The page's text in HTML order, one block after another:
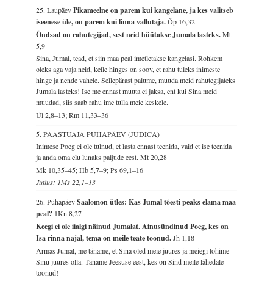
25. LaupäevPikameelne on parem kui kangelane, ja kes valitseb
iseenese üle, on parem kui linna vallutaja.Õp 16,32
Õndsad on rahutegijad, sest neid hüütakse Jumala lasteks.Mt
5,9
Sina, Jumal, tead, et siin maa peal imetletakse kangelasi. Rohkem
oleks aga vaja neid, kelle hinges on soov, et rahu tuleks inimeste
hinge ja nende vahele. Sellepärast palume, muuda meid rahutegijateks
Jumala lasteks! Ise me ennast muuta ei jaksa, ent kui Sina meid
muudad, siis saab rahu ime tulla meie keskele.
Ül 2,8–13; Rm 11,33–36
5. PAASTUAJA PÜHAPÄEV (JUDICA)
Inimese Poeg ei ole tulnud, et lasta ennast teenida, vaid et ise teenida
ja anda oma elu lunaks paljude eest.Mt 20,28
Mk 10,35–45; Hb 5,7–9; Ps 69,1–16
Jutlus: 1Ms 22,1–13
26. PühapäevSaalomon ütles: Kas Jumal tõesti peaks elama maa
peal? 1Kn 8,27
Keegi ei ole iialgi näinud Jumalat. Ainusündinud Poeg, kes on
Isa rinna najal, tema on meile teate toonud.Jh 1,18
Armas Jumal, me täname, et Sina oled meie juures ja meiegi tohime
Sinu juures olla. Täname Jeesuse eest, kes on Sind meile lähedale
toonud!